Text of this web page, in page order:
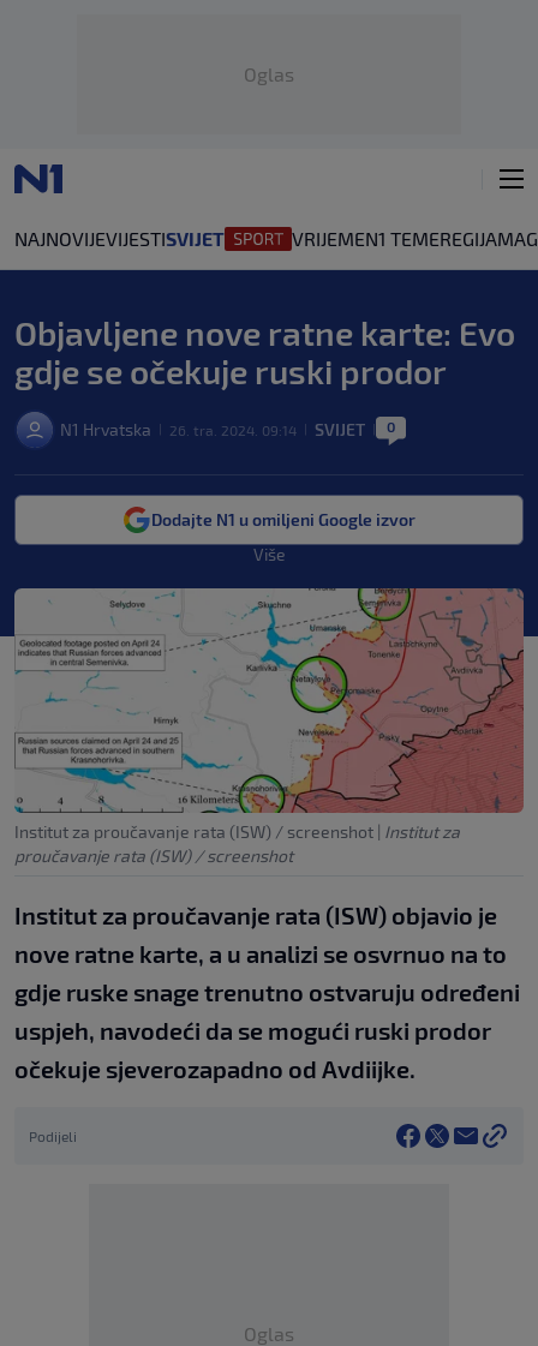
Oglas
NAJNOVIJEVIJESTISVIJET VRIJEMEN1 TEMEREGIJA
Objavljene nove ratne karte: Evo
gdje se očekuje ruski prodor
N1 Hrvatska 26. tra. 2024. 09:14 SVIJET 0
Dodajte N1 u omiljeni Google izvor
Više
Institut za proučavanje rata (ISW) / screenshot | Institut za
proučavanje rata (ISW) / screenshot
Institut za proučavanje rata (ISW) objavio je
nove ratne karte, a u analizi se osvrnuo na to
gdje ruske snage trenutno ostvaruju određeni
uspjeh, navodeći da se mogući ruski prodor
očekuje sjeverozapadno od Avdiijke.
Podijeli
Oglas